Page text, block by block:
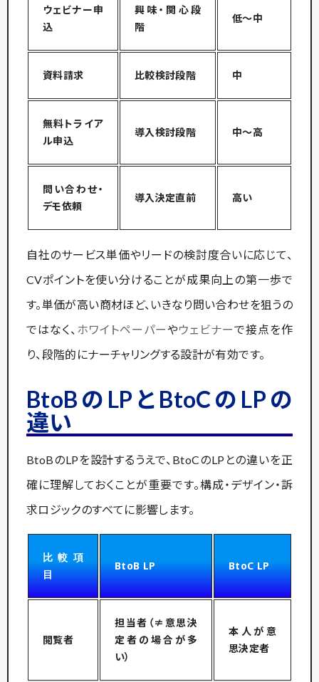
ウェビナー申
込
興味・関心段
階
低〜中
資料請求 比較検討段階 中
無料トライア
ル申込
導入検討段階 中〜高
問い合わせ・
デモ依頼
導入決定直前 高い
自社のサービス単価やリードの検討度合いに応じて、
CVポイントを使い分けることが成果向上の第一歩で
す。単価が高い商材ほど、いきなり問い合わせを狙うの
ではなく、 ホワイトペーパーやウェビナーで接点を作
り、段階的にナーチャリングする設計が有効です。
BtoBのLPとBtoCのLPの
違い
BtoBのLPを設計するうえで、BtoCのLPとの違いを正
確に理解しておくことが重要です。構成・デザイン・訴
求ロジックのすべてに影響します。
比較項
目
BtoB LP BtoC LP
閲覧者
担当者（≠意思決
定者の場合が多
い）
本人が意
思決定者